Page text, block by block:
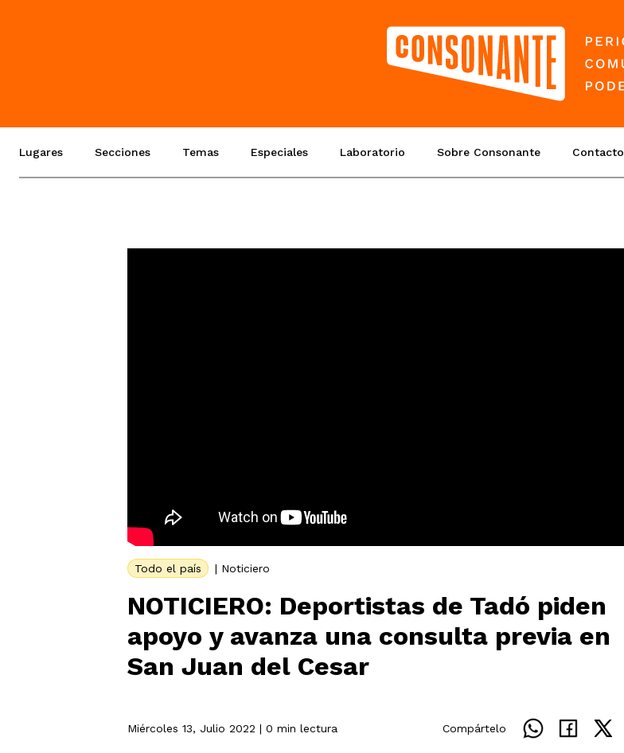
Lugares Secciones Temas Especiales Laboratorio Sobre Consonante Contacto
Todo el país | Noticiero
NOTICIERO: Deportistas de Tadó piden
apoyo y avanza una consulta previa en
San Juan del Cesar
Miércoles 13, Julio 2022 | 0 min lectura Compártelo